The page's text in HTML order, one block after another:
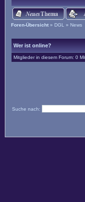
Foren-Übersicht » DGL » News
Wer ist online?
Mitglieder in diesem Forum: 0
Suche nach: